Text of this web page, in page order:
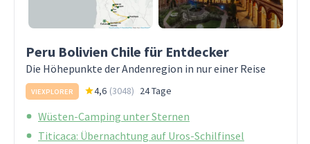
Peru Bolivien Chile für Entdecker
Die Höhepunkte der Andenregion in nur einer Reise
VIEXPLORER 4,6 (3048) 24 Tage
Wüsten-Camping unter Sternen
Titicaca: Übernachtung auf Uros-Schilfinsel